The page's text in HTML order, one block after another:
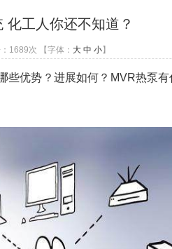
化工人你还不知道？
1689次 【字体： 大 中 小】
优势？进展如何？MVR热泵